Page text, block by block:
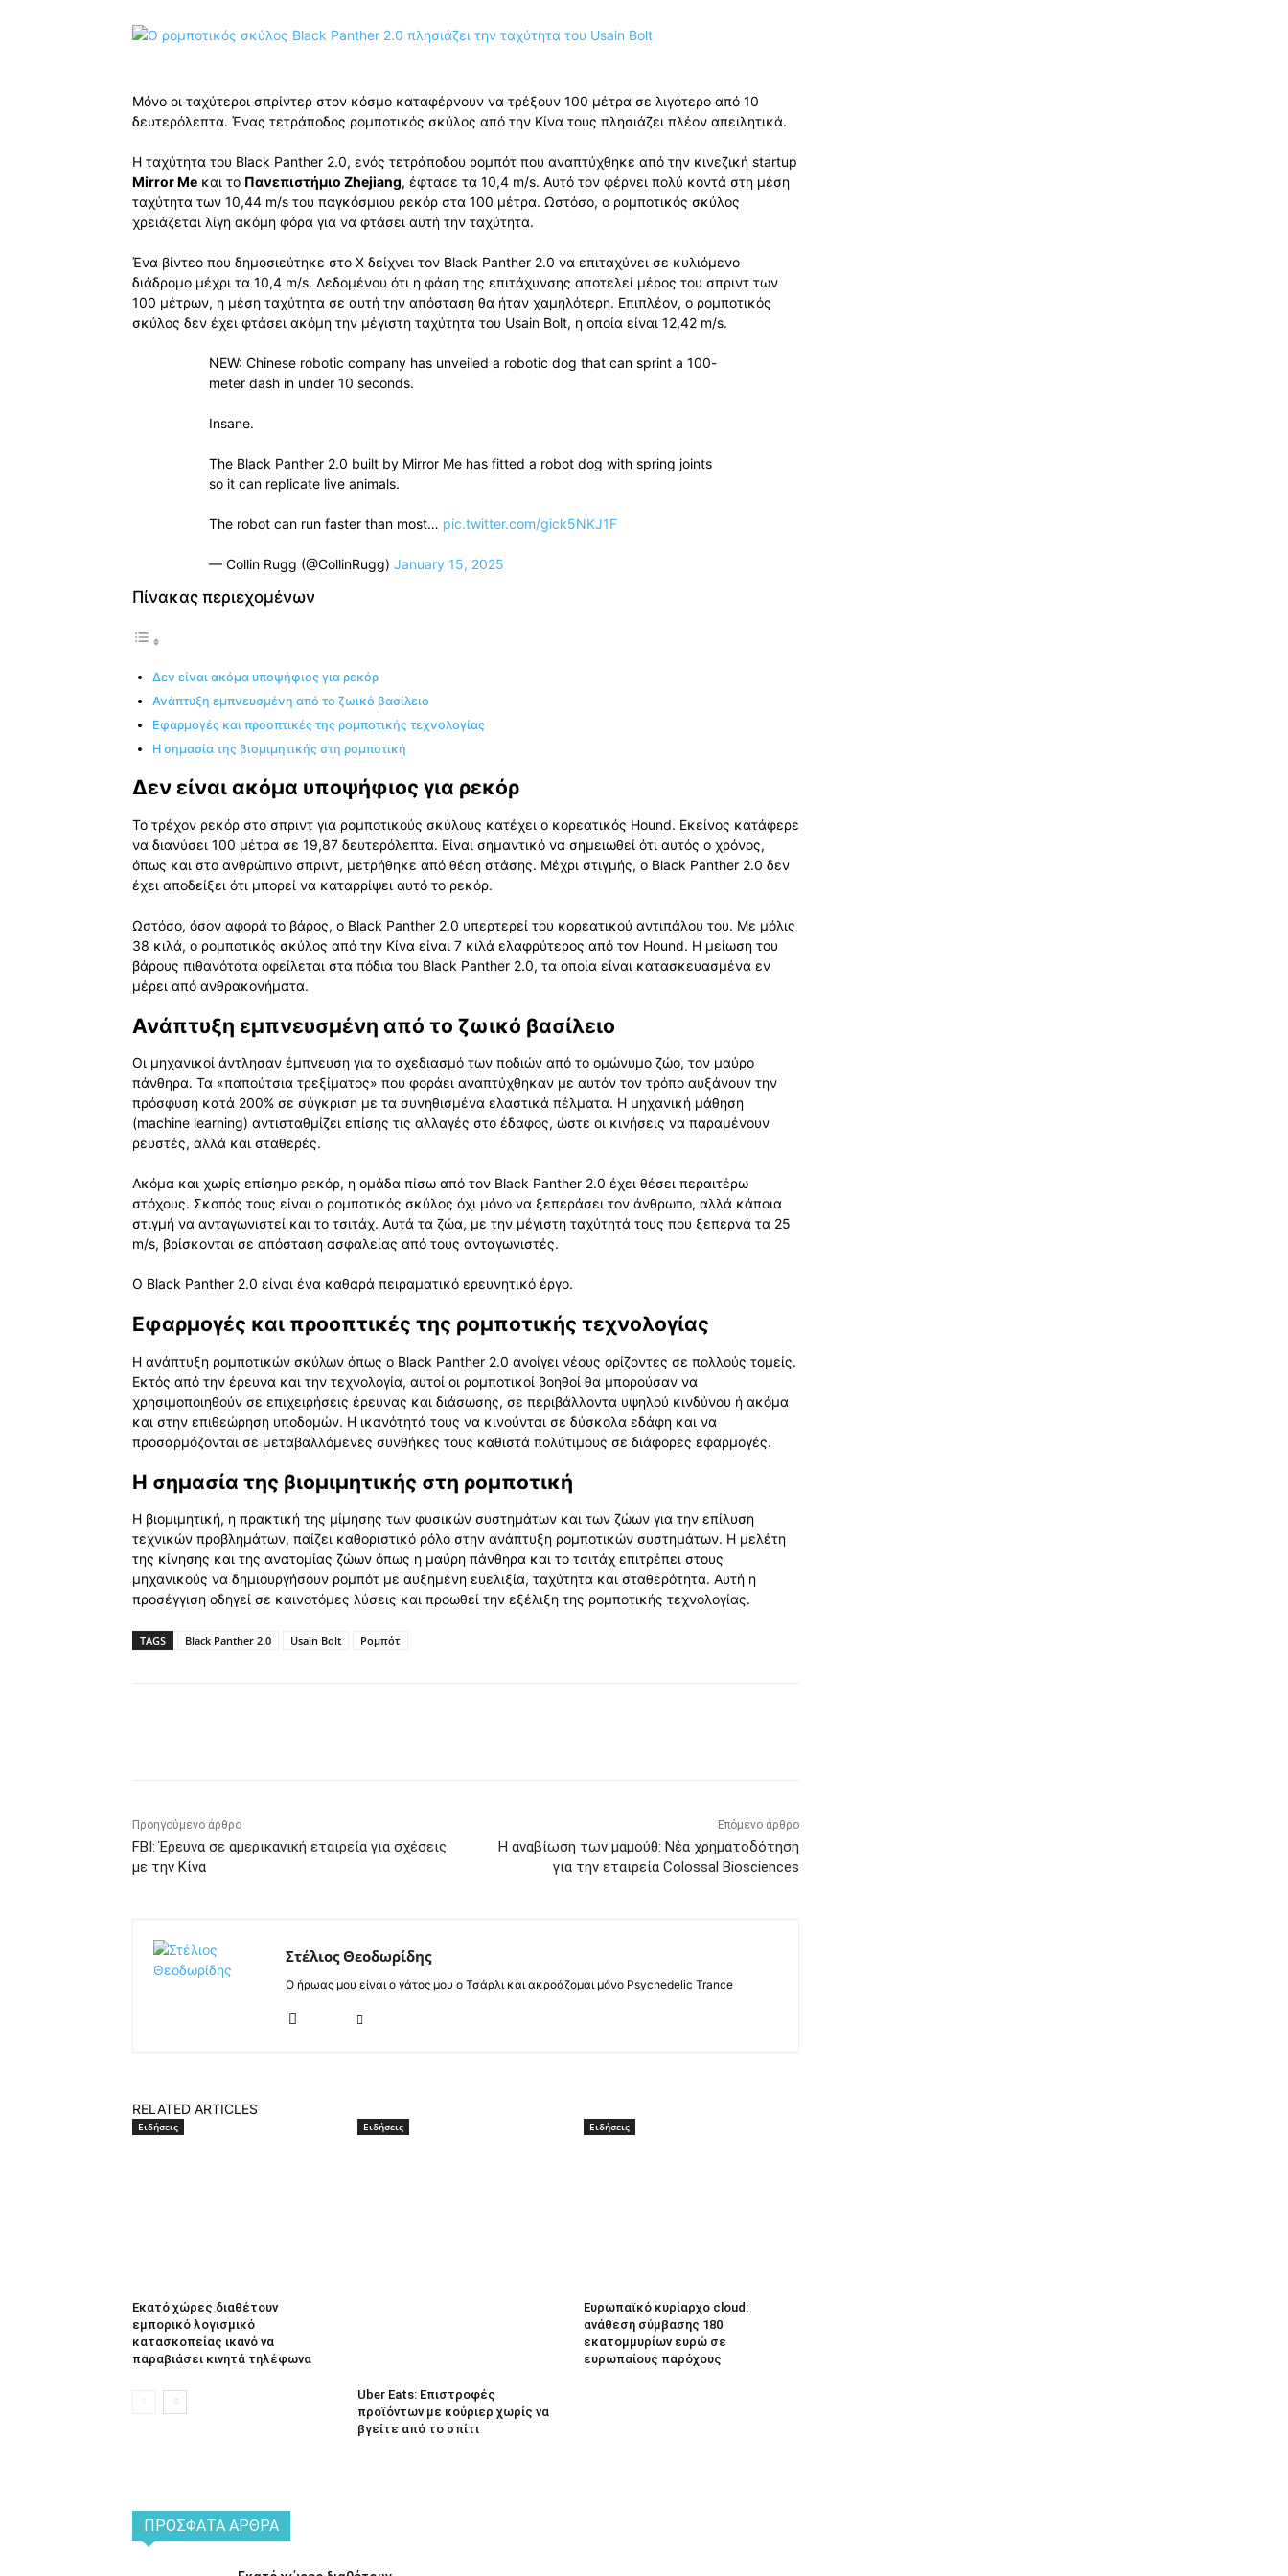
Μόνο οι ταχύτεροι σπρίντερ στον κόσμο καταφέρνουν να τρέξουν 100 μέτρα σε λιγότερο από 10
δευτερόλεπτα. Ένας τετράποδος ρομποτικός σκύλος από την Κίνα τους πλησιάζει πλέον απειλητικά.
Η ταχύτητα του Black Panther 2.0, ενός τετράποδου ρομπότ που αναπτύχθηκε από την κινεζική startup
Mirror Me και το Πανεπιστήμιο Zhejiang, έφτασε τα 10,4 m/s. Αυτό τον φέρνει πολύ κοντά στη μέση
ταχύτητα των 10,44 m/s του παγκόσμιου ρεκόρ στα 100 μέτρα. Ωστόσο, ο ρομποτικός σκύλος
χρειάζεται λίγη ακόμη φόρα για να φτάσει αυτή την ταχύτητα.
Ένα βίντεο που δημοσιεύτηκε στο X δείχνει τον Black Panther 2.0 να επιταχύνει σε κυλιόμενο
διάδρομο μέχρι τα 10,4 m/s. Δεδομένου ότι η φάση της επιτάχυνσης αποτελεί μέρος του σπριντ των
100 μέτρων, η μέση ταχύτητα σε αυτή την απόσταση θα ήταν χαμηλότερη. Επιπλέον, ο ρομποτικός
σκύλος δεν έχει φτάσει ακόμη την μέγιστη ταχύτητα του Usain Bolt, η οποία είναι 12,42 m/s.
NEW: Chinese robotic company has unveiled a robotic dog that can sprint a 100-
meter dash in under 10 seconds.
Insane.
The Black Panther 2.0 built by Mirror Me has fitted a robot dog with spring joints
so it can replicate live animals.
The robot can run faster than most… pic.twitter.com/gick5NKJ1F
— Collin Rugg (@CollinRugg) January 15, 2025
Πίνακας περιεχομένων
Δεν είναι ακόμα υποψήφιος για ρεκόρ
Ανάπτυξη εμπνευσμένη από το ζωικό βασίλειο
Εφαρμογές και προοπτικές της ρομποτικής τεχνολογίας
Η σημασία της βιομιμητικής στη ρομποτική
Δεν είναι ακόμα υποψήφιος για ρεκόρ
Το τρέχον ρεκόρ στο σπριντ για ρομποτικούς σκύλους κατέχει ο κορεατικός Hound. Εκείνος κατάφερε
να διανύσει 100 μέτρα σε 19,87 δευτερόλεπτα. Είναι σημαντικό να σημειωθεί ότι αυτός ο χρόνος,
όπως και στο ανθρώπινο σπριντ, μετρήθηκε από θέση στάσης. Μέχρι στιγμής, ο Black Panther 2.0 δεν
έχει αποδείξει ότι μπορεί να καταρρίψει αυτό το ρεκόρ.
Ωστόσο, όσον αφορά το βάρος, ο Black Panther 2.0 υπερτερεί του κορεατικού αντιπάλου του. Με μόλις
38 κιλά, ο ρομποτικός σκύλος από την Κίνα είναι 7 κιλά ελαφρύτερος από τον Hound. Η μείωση του
βάρους πιθανότατα οφείλεται στα πόδια του Black Panther 2.0, τα οποία είναι κατασκευασμένα εν
μέρει από ανθρακονήματα.
Ανάπτυξη εμπνευσμένη από το ζωικό βασίλειο
Οι μηχανικοί άντλησαν έμπνευση για το σχεδιασμό των ποδιών από το ομώνυμο ζώο, τον μαύρο
πάνθηρα. Τα «παπούτσια τρεξίματος» που φοράει αναπτύχθηκαν με αυτόν τον τρόπο αυξάνουν την
πρόσφυση κατά 200% σε σύγκριση με τα συνηθισμένα ελαστικά πέλματα. Η μηχανική μάθηση
(machine learning) αντισταθμίζει επίσης τις αλλαγές στο έδαφος, ώστε οι κινήσεις να παραμένουν
ρευστές, αλλά και σταθερές.
Ακόμα και χωρίς επίσημο ρεκόρ, η ομάδα πίσω από τον Black Panther 2.0 έχει θέσει περαιτέρω
στόχους. Σκοπός τους είναι ο ρομποτικός σκύλος όχι μόνο να ξεπεράσει τον άνθρωπο, αλλά κάποια
στιγμή να ανταγωνιστεί και το τσιτάχ. Αυτά τα ζώα, με την μέγιστη ταχύτητά τους που ξεπερνά τα 25
m/s, βρίσκονται σε απόσταση ασφαλείας από τους ανταγωνιστές.
Ο Black Panther 2.0 είναι ένα καθαρά πειραματικό ερευνητικό έργο.
Εφαρμογές και προοπτικές της ρομποτικής τεχνολογίας
Η ανάπτυξη ρομποτικών σκύλων όπως ο Black Panther 2.0 ανοίγει νέους ορίζοντες σε πολλούς τομείς.
Εκτός από την έρευνα και την τεχνολογία, αυτοί οι ρομποτικοί βοηθοί θα μπορούσαν να
χρησιμοποιηθούν σε επιχειρήσεις έρευνας και διάσωσης, σε περιβάλλοντα υψηλού κινδύνου ή ακόμα
και στην επιθεώρηση υποδομών. Η ικανότητά τους να κινούνται σε δύσκολα εδάφη και να
προσαρμόζονται σε μεταβαλλόμενες συνθήκες τους καθιστά πολύτιμους σε διάφορες εφαρμογές.
Η σημασία της βιομιμητικής στη ρομποτική
Η βιομιμητική, η πρακτική της μίμησης των φυσικών συστημάτων και των ζώων για την επίλυση
τεχνικών προβλημάτων, παίζει καθοριστικό ρόλο στην ανάπτυξη ρομποτικών συστημάτων. Η μελέτη
της κίνησης και της ανατομίας ζώων όπως η μαύρη πάνθηρα και το τσιτάχ επιτρέπει στους
μηχανικούς να δημιουργήσουν ρομπότ με αυξημένη ευελιξία, ταχύτητα και σταθερότητα. Αυτή η
προσέγγιση οδηγεί σε καινοτόμες λύσεις και προωθεί την εξέλιξη της ρομποτικής τεχνολογίας.
TAGS Black Panther 2.0 Usain Bolt Ρομπότ
Προηγούμενο άρθρο
FBI: Έρευνα σε αμερικανική εταιρεία για σχέσεις
με την Κίνα
Επόμενο άρθρο
Η αναβίωση των μαμούθ: Νέα χρηματοδότηση
για την εταιρεία Colossal Biosciences
Στέλιος Θεοδωρίδης
Ο ήρωας μου είναι ο γάτος μου ο Τσάρλι και ακροάζομαι μόνο Psychedelic Trance
RELATED ARTICLES
Ειδήσεις
Εκατό χώρες διαθέτουν
εμπορικό λογισμικό
κατασκοπείας ικανό να
παραβιάσει κινητά τηλέφωνα
Ειδήσεις
Uber Eats: Επιστροφές
προϊόντων με κούριερ χωρίς να
βγείτε από το σπίτι
Ειδήσεις
Ευρωπαϊκό κυρίαρχο cloud:
ανάθεση σύμβασης 180
εκατομμυρίων ευρώ σε
ευρωπαίους παρόχους
ΠΡΌΣΦΑΤΑ ΆΡΘΡΑ